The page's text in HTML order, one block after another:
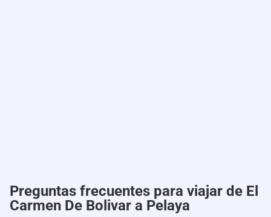
Preguntas frecuentes para viajar de El
Carmen De Bolivar a Pelaya